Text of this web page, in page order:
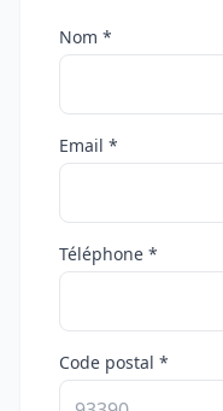
Nom *
Email *
Téléphone *
Code postal *